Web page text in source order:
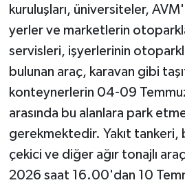
kuruluşları, üniversiteler,
yerler ve marketlerin
servisleri, işyerlerinin
bulunan araç, karavan gibi
konteynerlerin 04-09
arasında bu alanlara park
gerekmektedir. Yakıt tankeri,
çekici ve diğer ağır tonajlı
2026 saat 16.00'dan 10